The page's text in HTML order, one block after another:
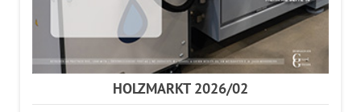
HOLZMARKT 2026/02